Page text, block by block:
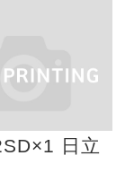
日立